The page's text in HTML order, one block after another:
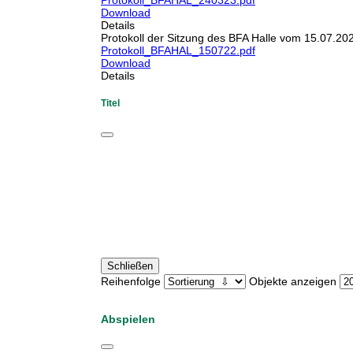
Download
Details
Protokoll der Sitzung des BFA Halle vom
Protokoll_BFAHAL_150722.pdf
Download
Details
Titel
Schließen
Reihenfolge Objekte anzeigen
Abspielen